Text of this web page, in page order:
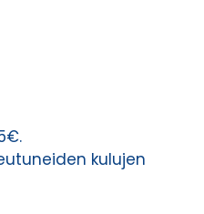
kulujen